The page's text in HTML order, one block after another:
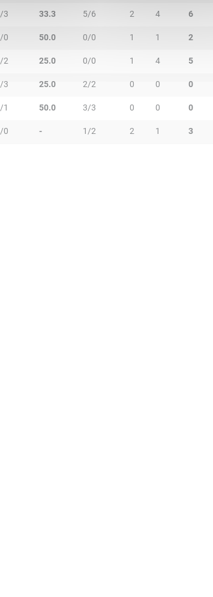
3 33.3 5/6 2 4 6
0 50.0 0/0 1 1 2
2 25.0 0/0 1 4 5
3 25.0 2/2 0 0 0
1 50.0 3/3 0 0 0
0 - 1/2 2 1 3